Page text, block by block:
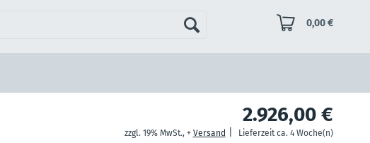
0,00 €
2.926,00 €
zzgl. 19% MwSt., + Versand Lieferzeit ca. 4 Woche(n)